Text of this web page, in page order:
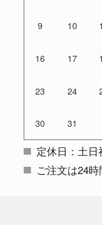
9 10
16 17
23 24
30 31
定休日：土日
ご注文は24